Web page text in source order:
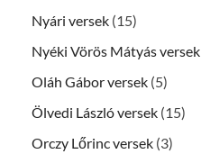
Nyári versek (15)
Nyéki Vörös Mátyás versek
Oláh Gábor versek (5)
Ölvedi László versek (15)
Orczy Lőrinc versek (3)